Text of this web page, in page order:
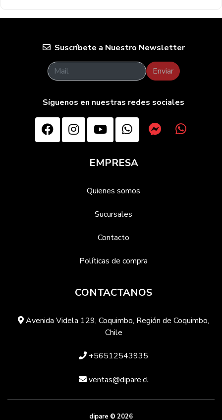
Suscríbete a Nuestro Newsletter
Enviar
Síguenos en nuestras redes sociales
EMPRESA
Quienes somos
Sucursales
Contacto
Políticas de compra
CONTACTANOS
Avenida Videla 129, Coquimbo, Región de Coquimbo,
Chile
+56512543935
ventas@dipare.cl
dipare © 2026